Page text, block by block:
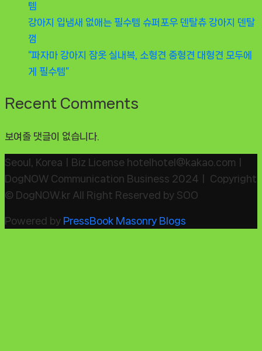
템
강아지 입냄새 없애는 필수템 슈퍼포우 덴탈츄 강아지 덴탈
껌
“파자마 강아지 잠옷 실내복, 소형견 중형견 대형견 모두에
게 필수템”
Recent Comments
보여줄 댓글이 없습니다.
Seoul, KoreaㅣBiz License hotelhotel@kakao.comㅣ
DogNOW Communication Business 2024ㅣ Copyright
© DogNOW.kr All Right Reserved by SOO
Powered by PressBook Masonry Blogs